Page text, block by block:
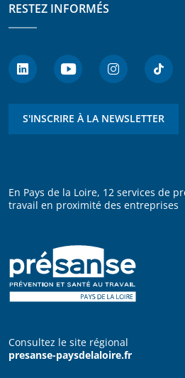
RESTEZ INFORMÉS
S'INSCRIRE À LA NEWSLETTER
En Pays de la Loire, 12 services de
travail en proximité des entreprises
Consultez le site régional
presanse-paysdelaloire.fr